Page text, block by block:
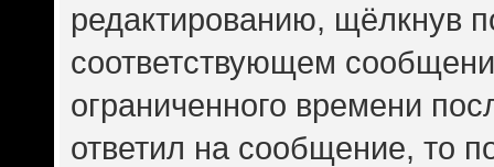
редактированию, щёлкнув
соответствующем
ограниченного времени
ответил на сообщение, то